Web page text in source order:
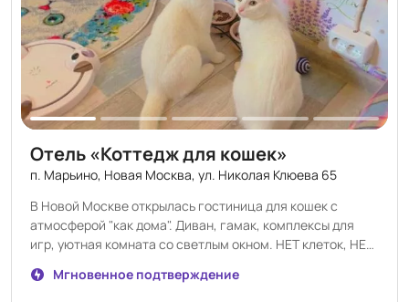
Отель «Коттедж для кошек»
п. Марьино, Новая Москва, ул. Николая Клюева 65
В Новой Москве открылась гостиница для кошек с
атмосферой "как дома". Диван, гамак, комплексы для
игр, уютная комната со светлым окном. НЕТ клеток, НЕТ
комфорта. www.cottedgecat.ru
Мгновенное подтверждение